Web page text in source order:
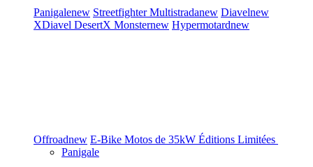
Panigalenew StreetfighterMultistradanew Diavelnew
XDiavel DesertX Monsternew Hypermotardnew
Offroadnew E-Bike Motos de 35kW Éditions Limitées
Panigale